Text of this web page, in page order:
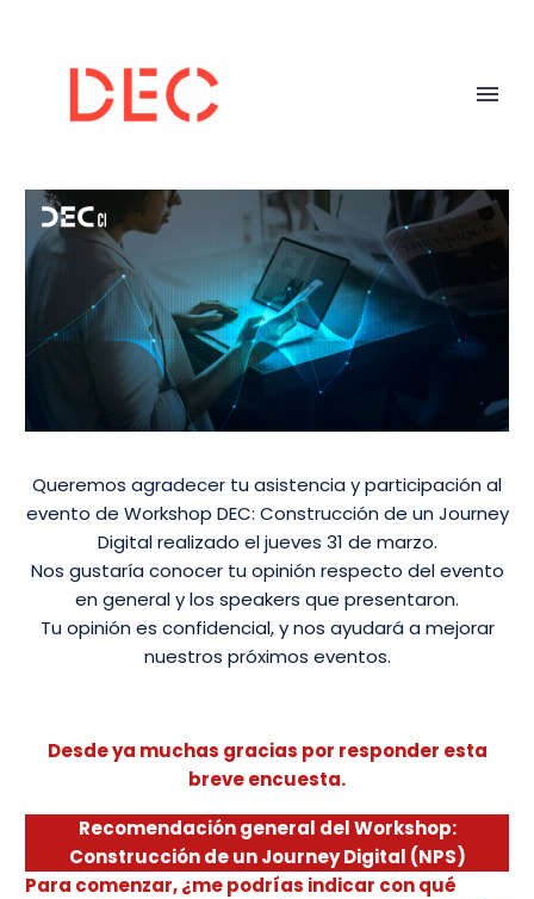
Queremos agradecer tu asistencia y participación al
evento de Workshop DEC: Construcción de un Journey
Digital realizado el jueves 31 de marzo.
Nos gustaría conocer tu opinión respecto del evento
en general y los speakers que presentaron.
Tu opinión es confidencial, y nos ayudará a mejorar
nuestros próximos eventos.
Desde ya muchas gracias por responder esta
breve encuesta.
Recomendación general del Workshop:
Construcción de un Journey Digital (NPS)
Para comenzar, ¿me podrías indicar con qué